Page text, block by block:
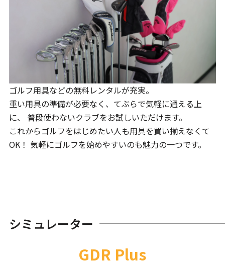
ゴルフ用具などの無料レンタルが充実。
重い用具の準備が必要なく、てぶらで気軽に通える上
に、 普段使わないクラブをお試しいただけます。
これからゴルフをはじめたい人も用具を買い揃えなくて
OK！ 気軽にゴルフを始めやすいのも魅力の一つです。
シミュレーター
GDR Plus